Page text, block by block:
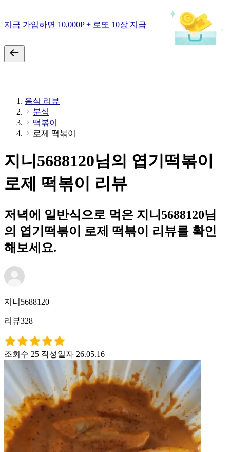
지금 가입하면 10,000P + 로또 10장 지급
음식 리뷰
분식
떡볶이
로제 떡볶이
지니5688120님의 엽기떡볶이
로제 떡볶이 리뷰
저녁에 일반식으로 먹은 지니5688120님
의 엽기떡볶이 로제 떡볶이 리뷰를 확인
해보세요.
지니5688120
리뷰328
조회수 25 작성일자 26.05.16